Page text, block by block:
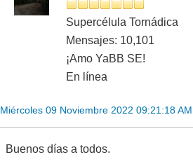
Supercélula Tornádica
Mensajes: 10,101
¡Amo YaBB SE!
En línea
Miércoles 09 Noviembre 2022 09:21:18 AM
Buenos días a todos.